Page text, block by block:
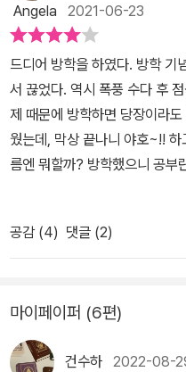
Angela 2021-06-23
드디어 방학을 하였다. 방학 기
서 끊었다. 역시 폭풍 수다 후
제 때문에 방학하면 당장이라
웠는데, 막상 끝나니 야호~!! 하
름엔 뭐할까? 방학했으니 공부
세 명의 브론테 자매
는 쓰지 않은 샬럿 브론테 작품으로 시작
rlotte Brontë) 의 1852년 작
자와 결혼한다. 그 후 루시는 폴
시에게 돌아오지 않지만, 19세
을 가진 여주인공으로 빅토리아
공감 (4) 댓글 (2)
마이페이퍼 (6편)
건수하 2022-08-